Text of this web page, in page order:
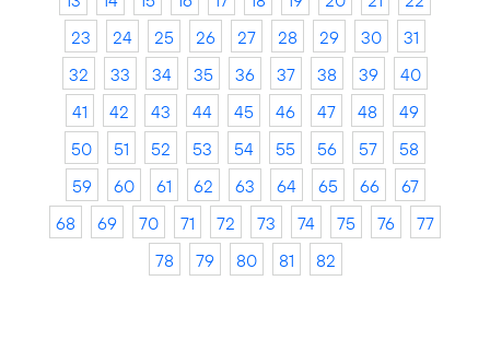
23
24 25 26 27 28 29 30
31
32
33 34 35 36 37 38 39
40
41
42 43 44 45 46 47 48
49
50
51 52 53 54 55 56 57
58
59
60 61 62 63 64 65 66
67
68
69 70 71 72 73 74 75 76
77
78
79 80 81 82